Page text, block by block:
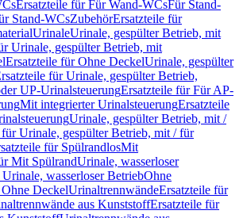
Ersatzteile für Für Wand-WCsFür Stand-
Stand-WCsZubehörErsatzteile für
UrinaleUrinale, gespülter Betrieb, mit
Urinale, gespülter Betrieb, mit
Ersatzteile für Ohne DeckelUrinale, gespülter
für Urinale, gespülter Betrieb,
UP-UrinalsteuerungErsatzteile für Für AP-
Mit integrierter UrinalsteuerungErsatzteile
Urinale, gespülter Betrieb, mit /
für Urinale, gespülter Betrieb, mit / für
für SpülrandlosMit
Mit SpülrandUrinale, wasserloser
wasserloser BetriebOhne
DeckelUrinaltrennwändeErsatzteile für
aus KunststoffErsatzteile für